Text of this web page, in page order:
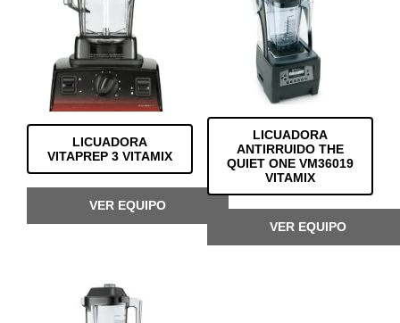
LICUADORA
VITAPREP 3 VITAMIX
VER EQUIPO
LICUADORA
ANTIRRUIDO THE
QUIET ONE VM36019
VITAMIX
VER EQUIPO